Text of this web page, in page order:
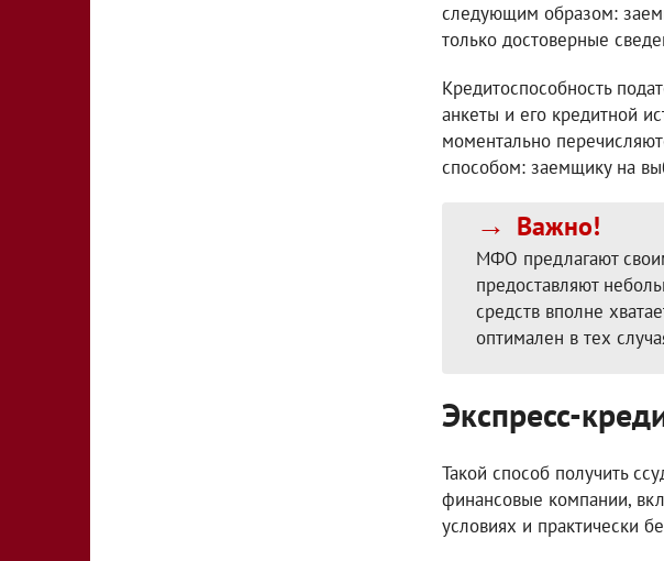
следующим образом:
только достоверные
Кредитоспособность
анкеты и его кредитной
моментально
способом: заемщику на
Важно!
МФО предлагают
предоставляют
средств вполне
оптимален в тех
Экспресс-
Такой способ получить
финансовые компании,
условиях и практически